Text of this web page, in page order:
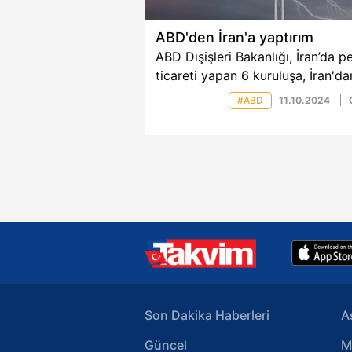
ABD'den İran'a yaptırım
ABD Dışişleri Bakanlığı, İran’da
ticareti yapan 6 kuruluşa,
petrol ve petrokimya ürünleri
sevkiyatına karıştıkları
#ABD 11.10.2024
Son Dakika Haberleri
Güncel